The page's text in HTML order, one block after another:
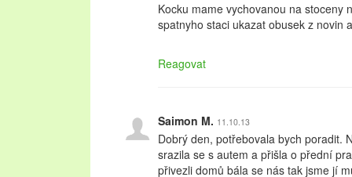
Kocku mame vychovanou na stoceny
spatnyho staci ukazat obusek z novin
Reagovat
Saimon M. 11.10.13
Dobrý den, potřebovala bych poradit.
srazila se s autem a přišla o přední
přivezli domů bála se nás tak jsme jí